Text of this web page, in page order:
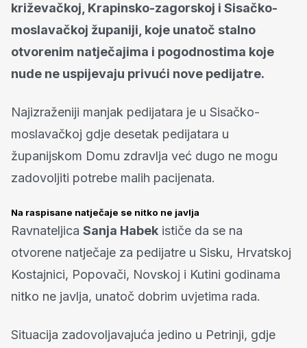
križevačkoj, Krapinsko-zagorskoj i Sisačko-
moslavačkoj županiji, koje unatoč stalno
otvorenim natječajima i pogodnostima koje
nude ne uspijevaju privući nove pedijatre.
Najizraženiji manjak pedijatara je u Sisačko-
moslavačkoj gdje desetak pedijatara u
županijskom Domu zdravlja već dugo ne mogu
zadovoljiti potrebe malih pacijenata.
Na raspisane natječaje se nitko ne javlja
Ravnateljica Sanja Habek ističe da se na
otvorene natječaje za pedijatre u Sisku, Hrvatskoj
Kostajnici, Popovači, Novskoj i Kutini godinama
nitko ne javlja, unatoč dobrim uvjetima rada.
Situacija zadovoljavajuća jedino u Petrinji, gdje